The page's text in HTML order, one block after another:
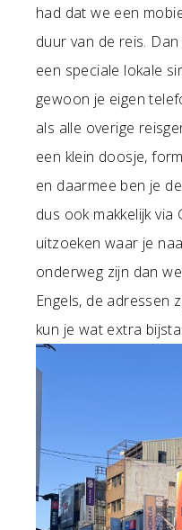
had dat we een
duur van de reis.
een speciale lokale
gewoon je eigen
als alle overige
een klein doosje,
en daarmee ben je
dus ook makkelijk
uitzoeken waar je
onderweg zijn dan
Engels, de adressen
kun je wat extra